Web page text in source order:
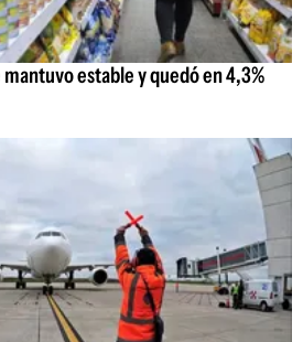
estable y quedó en 4,3%